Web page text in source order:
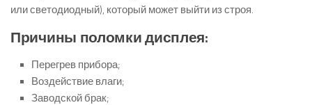
или светодиодный), который может выйти из строя.
Причины поломки дисплея:
Перегрев прибора;
Воздействие влаги;
Заводской брак;